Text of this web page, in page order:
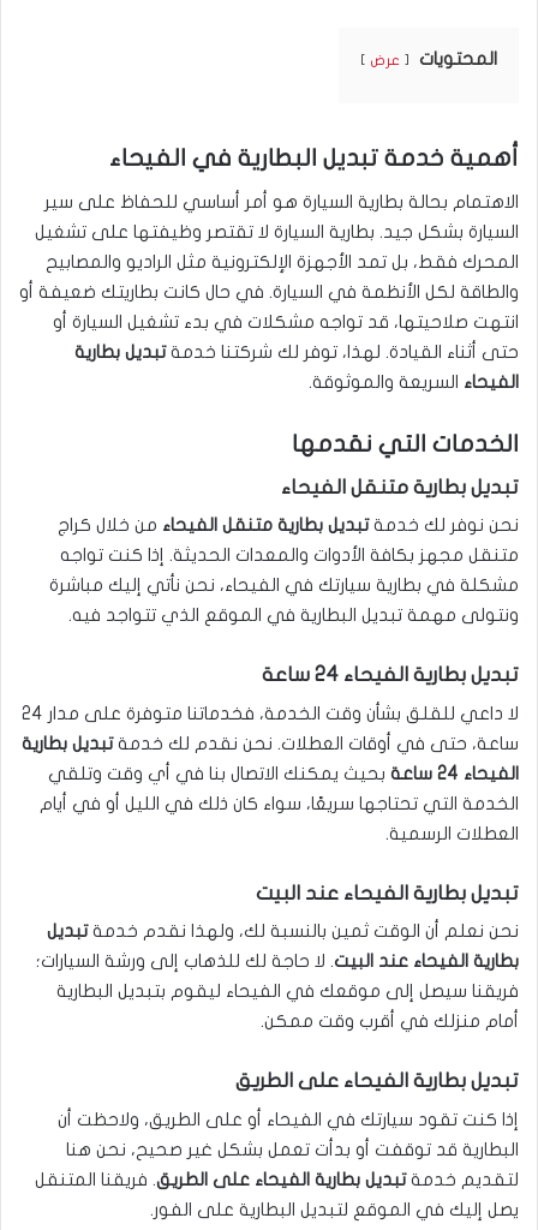
المحتويات عرض
أهمية خدمة تبديل البطارية في الفيحاء
الاهتمام بحالة بطارية السيارة هو أمر أساسي للحفاظ على سير
السيارة بشكل جيد. بطارية السيارة لا تقتصر وظيفتها على تشغيل
المحرك فقط، بل تمد الأجهزة الإلكترونية مثل الراديو والمصابيح
والطاقة لكل الأنظمة في السيارة. في حال كانت بطاريتك ضعيفة أو
انتهت صلاحيتها، قد تواجه مشكلات في بدء تشغيل السيارة أو
حتى أثناء القيادة. لهذا، توفر لك شركتنا خدمةتبديل بطارية
الفيحاء السريعة والموثوقة.
الخدمات التي نقدمها
تبديل بطارية متنقل الفيحاء
نحن نوفر لك خدمةتبديل بطارية متنقل الفيحاء من خلال كراج
متنقل مجهز بكافة الأدوات والمعدات الحديثة. إذا كنت تواجه
مشكلة في بطارية سيارتك في الفيحاء، نحن نأتي إليك مباشرة
ونتولى مهمة تبديل البطارية في الموقع الذي تتواجد فيه.
تبديل بطارية الفيحاء 24 ساعة
لا داعي للقلق بشأن وقت الخدمة، فخدماتنا متوفرة على مدار 24
ساعة، حتى في أوقات العطلات. نحن نقدم لك خدمةتبديل بطارية
الفيحاء 24 ساعة
بحيث يمكنك الاتصال بنا في أي وقت وتلقي
الخدمة التي تحتاجها سريعًا، سواء كان ذلك في الليل أو في أيام
العطلات الرسمية.
تبديل بطارية الفيحاء عند البيت
نحن نعلم أن الوقت ثمين بالنسبة لك، ولهذا نقدم خدمةتبديل
بطارية الفيحاء عند البيت. لا حاجة لك للذهاب إلى ورشة السيارات؛
فريقنا سيصل إلى موقعك في الفيحاء ليقوم بتبديل البطارية
أمام منزلك في أقرب وقت ممكن.
تبديل بطارية الفيحاء على الطريق
إذا كنت تقود سيارتك في الفيحاء أو على الطريق، ولاحظت أن
البطارية قد توقفت أو بدأت تعمل بشكل غير صحيح، نحن هنا
لتقديم خدمةتبديل بطارية الفيحاء على الطريق. فريقنا المتنقل
يصل إليك في الموقع لتبديل البطارية على الفور.